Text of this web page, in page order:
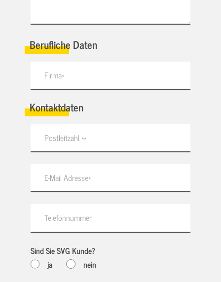
Berufliche Daten
Kontaktdaten
Sind Sie SVG Kunde?
ja
nein